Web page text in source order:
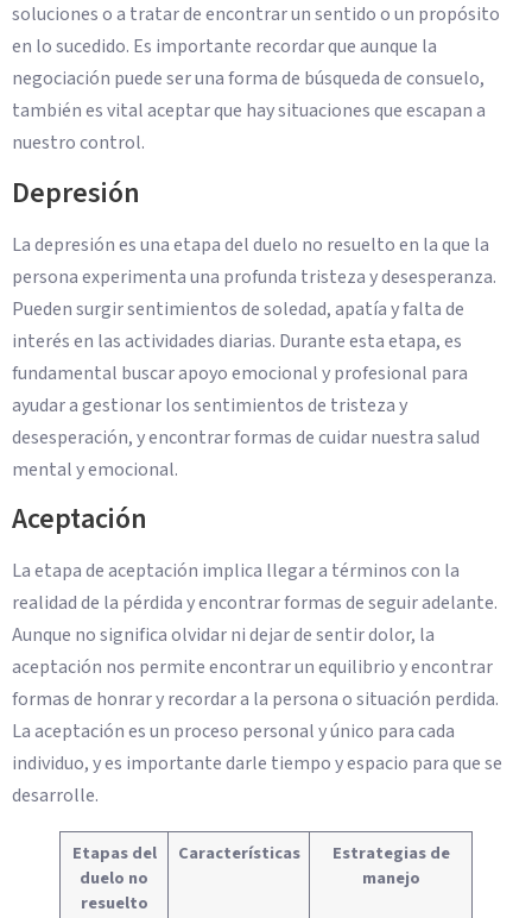
soluciones o a tratar de encontrar un sentido o un propósito
en lo sucedido. Es importante recordar que aunque la
negociación puede ser una forma de búsqueda de consuelo,
también es vital aceptar que hay situaciones que escapan a
nuestro control.
Depresión
La depresión es una etapa del duelo no resuelto en la que la
persona experimenta una profunda tristeza y desesperanza.
Pueden surgir sentimientos de soledad, apatía y falta de
interés en las actividades diarias. Durante esta etapa, es
fundamental buscar apoyo emocional y profesional para
ayudar a gestionar los sentimientos de tristeza y
desesperación, y encontrar formas de cuidar nuestra salud
mental y emocional.
Aceptación
La etapa de aceptación implica llegar a términos con la
realidad de la pérdida y encontrar formas de seguir adelante.
Aunque no significa olvidar ni dejar de sentir dolor, la
aceptación nos permite encontrar un equilibrio y encontrar
formas de honrar y recordar a la persona o situación perdida.
La aceptación es un proceso personal y único para cada
individuo, y es importante darle tiempo y espacio para que se
desarrolle.
Etapas del
duelo no
resuelto
Características
Estrategias de
manejo